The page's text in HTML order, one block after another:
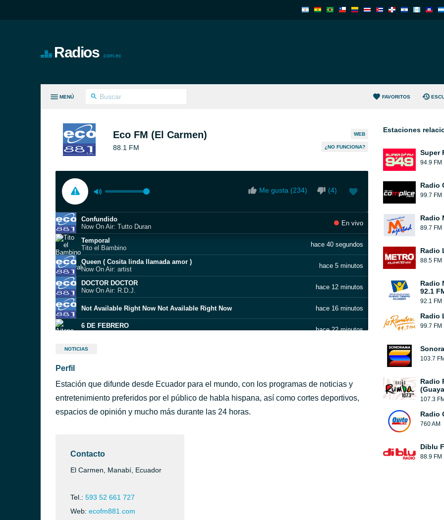
Radios .com.ec
MENÚ FAVORITOS
Eco FM (El Carmen)
88.1 FM
WEB
¿NO FUNCIONA?
Me gusta (234) (4)
Confundido
Now On Air: Tutto Duran
En vivo
Temporal
Tito el Bambino
hace 40 segundos
Queen ( Cosita linda llamada amor )
Now On Air: artist
hace 5 minutos
DOCTOR DOCTOR
Now On Air: R.D.J.
hace 12 minutos
Not Available Right Now Not Available Right Now hace 16 minutos
6 DE FEBRERO
hace 22 minutos
Se Me Quedo
Que seas feliz
Miss Caffeina
hace 33 minutos
Golden
Harry Styles
NOTICIAS
Perfil
Estación que difunde desde Ecuador para el mundo, con los programas de noticias y
entretenimiento preferidos por el público de habla hispana, así como cortes deportivos,
espacios de opinión y mucho más durante las 24 horas.
Contacto
El Carmen, Manabí, Ecuador
Tel.: 593 52 661 727
Web: ecofm881.com
Estaciones
Super
94.9 FM
Radio
99.7 FM
Radio
89.7 FM
Radio
88.5 FM
Radio
92.1
92.1 FM
Radio
99.7 FM
103.7
Radio
107.3
Radio
760 AM
Diblu
88.9 FM